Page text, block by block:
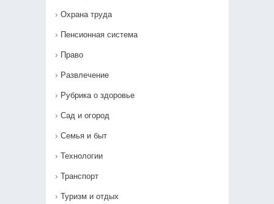
Охрана труда
Пенсионная система
Право
Развлечение
Рубрика о здоровье
Сад и огород
Семья и быт
Технологии
Транспорт
Туризм и отдых